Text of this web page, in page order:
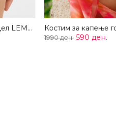
Костим за капење долен дел LEMONADE
1990 ден. 590 ден.